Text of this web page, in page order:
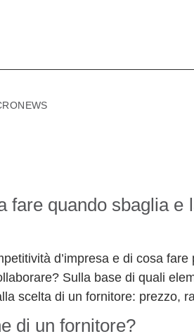
fare quando sbaglia e
d’impresa e di cosa
Sulla base di quali
scelta di un fornitore: prezzo,
di un fornitore?